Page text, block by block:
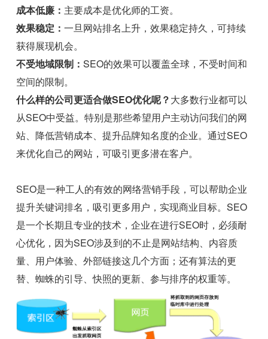
成本低廉： 主要成本是优化师的工资。
效果稳定：一旦网站排名上升，效果稳定持久，可持续
获得展现机会。
不受地域限制：SEO的效果可以覆盖全球，不受时间和
空间的限制。
什么样的公司更适合做SEO优化呢？大多数行业都可以
从SEO中受益。特别是那些希望用户主动访问我们的网
站、降低营销成本、提升品牌知名度的企业。通过SEO
来优化自己的网站，可吸引更多潜在客户。
SEO是一种工人的有效的网络营销手段，可以帮助企业
提升关键词排名，吸引更多用户，实现商业目标。SEO
是一个长期且专业的技术，企业在进行SEO时，必须耐
心优化，因为SEO涉及到的不止是网站结构、内容质
量、用户体验、外部链接这几个方面；还有算法的更
替、蜘蛛的引导、快照的更新、参与排序的权重等。